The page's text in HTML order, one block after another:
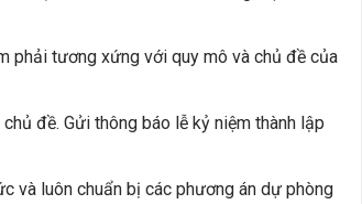
phải tương xứng với quy mô và chủ đề của
đề. Gửi thông báo lễ kỷ niệm thành lập
và luôn chuẩn bị các phương án dự phòng